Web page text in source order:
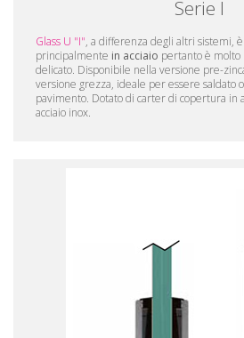
Serie I
Glass U "I", a differenza degli altri sistemi,
principalmente in acciaio pertanto è
delicato. Disponibile nella versione pre-
versione grezza, ideale per essere saldato
pavimento. Dotato di carter di copertura in
acciaio inox.